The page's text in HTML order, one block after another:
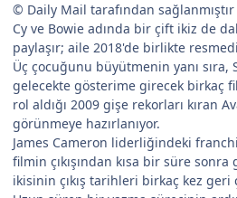
© Daily Mail tarafından
Cy ve Bowie adında bir çift ikiz de
paylaşır; aile 2018'de birlikte
Üç çocuğunu büyütmenin yanı sıra,
gelecekte gösterime girecek birkaç
rol aldığı 2009 gişe rekorları kıran
görünmeye hazırlanıyor.
James Cameron liderliğindeki
filmin çıkışından kısa bir süre
ikisinin çıkış tarihleri birkaç kez geri